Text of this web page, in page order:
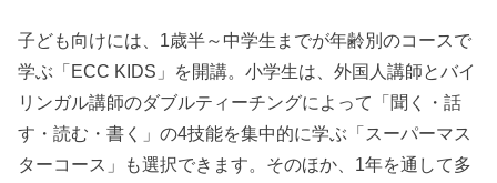
子ども向けには、1歳半～中学生までが年齢別のコースで
学ぶ「ECC KIDS」を開講。小学生は、外国人講師とバイ
リンガル講師のダブルティーチングによって「聞く・話
す・読む・書く」の4技能を集中的に学ぶ「スーパーマス
ターコース」も選択できます。そのほか、1年を通して多